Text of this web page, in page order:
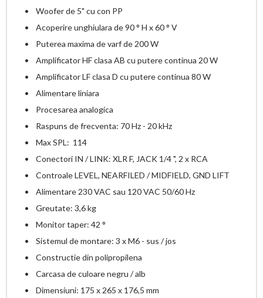
• Woofer de 5" cu con PP
• Acoperire unghiulara de 90 ° H x 60 ° V
• Puterea maxima de varf de 200 W
• Amplificator HF clasa AB cu putere continua 20 W
• Amplificator LF clasa D cu putere continua 80 W
• Alimentare liniara
• Procesarea analogica
• Raspuns de frecventa: 70 Hz - 20 kHz
• Max SPL: 114
• Conectori IN / LINK: XLR F, JACK 1/4 ", 2 x RCA
• Controale LEVEL, NEARFILED / MIDFIELD, GND LIFT
• Alimentare 230 VAC sau 120 VAC 50/60 Hz
• Greutate: 3,6 kg
• Monitor taper: 42 °
• Sistemul de montare: 3 x M6 - sus / jos
• Constructie din polipropilena
• Carcasa de culoare negru / alb
• Dimensiuni: 175 x 265 x 176,5 mm